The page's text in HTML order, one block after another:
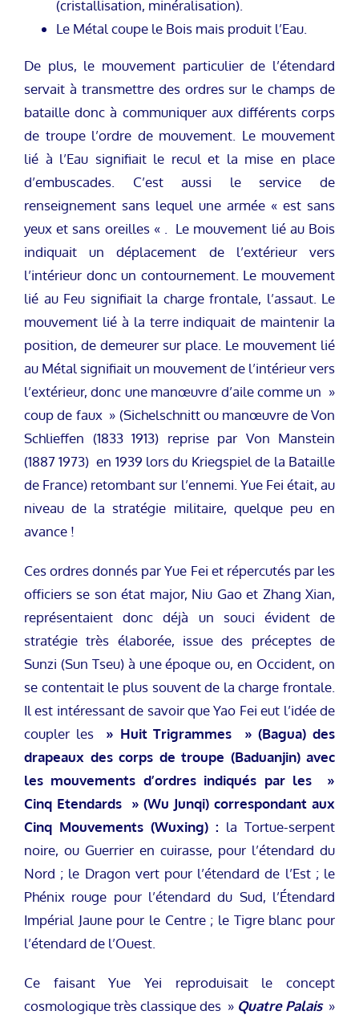
(cristallisation, minéralisation).
Le Métal coupe le Bois mais produit l’Eau.
De plus, le mouvement particulier de l’étendard
servait à transmettre des ordres sur le champs de
bataille donc à communiquer aux différents corps
de troupe l’ordre de mouvement. Le mouvement
lié à l’Eau signifiait le recul et la mise en place
d’embuscades. C’est aussi le service de
renseignement sans lequel une armée « est sans
yeux et sans oreilles « . Le mouvement lié au Bois
indiquait un déplacement de l’extérieur vers
l’intérieur donc un contournement. Le mouvement
lié au Feu signifiait la charge frontale, l’assaut. Le
mouvement lié à la terre indiquait de maintenir la
position, de demeurer sur place. Le mouvement lié
au Métal signifiait un mouvement de l’intérieur vers
l’extérieur, donc une manœuvre d’aile comme un »
coup de faux » (Sichelschnitt ou manœuvre de Von
Schlieffen (1833 1913) reprise par Von Manstein
(1887 1973) en 1939 lors du Kriegspiel de la Bataille
de France) retombant sur l’ennemi. Yue Fei était, au
niveau de la stratégie militaire, quelque peu en
avance !
Ces ordres donnés par Yue Fei et répercutés par les
officiers se son état major, Niu Gao et Zhang Xian,
représentaient donc déjà un souci évident de
stratégie très élaborée, issue des préceptes de
Sunzi (Sun Tseu) à une époque ou, en Occident, on
se contentait le plus souvent de la charge frontale.
Il est intéressant de savoir que Yao Fei eut l’idée de
coupler les
» Huit Trigrammes » (Bagua) des
drapeaux des corps de troupe (Baduanjin) avec
les mouvements d’ordres indiqués par les »
Cinq Etendards » (Wu Junqi) correspondant aux
Cinq Mouvements (Wuxing) : la Tortue-serpent
noire, ou Guerrier en cuirasse, pour l’étendard du
Nord ; le Dragon vert pour l’étendard de l’Est ; le
Phénix rouge pour l’étendard du Sud, l’Étendard
Impérial Jaune pour le Centre ; le Tigre blanc pour
l’étendard de l’Ouest.
Ce faisant Yue Yei reproduisait le concept
cosmologique très classique des » Quatre Palais»